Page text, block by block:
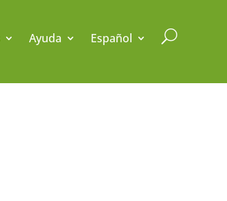
Ayuda Español U